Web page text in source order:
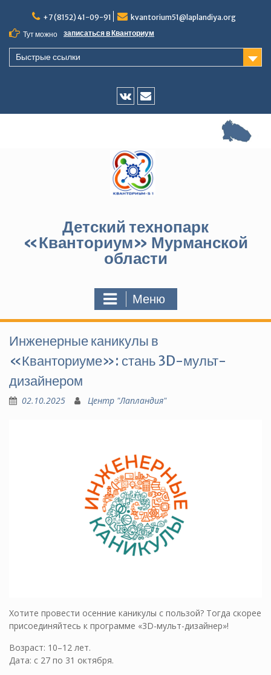
содержимому
+7 (8152) 41-09-91
kvantorium51@laplandiya.org
Тут можно
записаться в Кванториум
Быстрые ссылки
Vk
E-
Детский технопарк
«Кванториум» Мурманской
области
Меню
Инженерные каникулы в
«Кванториуме»: стань 3D-мульт-
дизайнером
02.10.2025 Центр "Лапландия"
Хотите провести осенние каникулы с пользой? Тогда скорее
присоединяйтесь к программе «3D-мульт-дизайнер»!
Возраст: 10–12 лет.
Дата: с 27 по 31 октября.